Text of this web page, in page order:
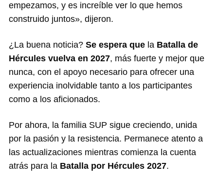
empezamos, y es increíble ver lo que hemos
construido juntos», dijeron.
¿La buena noticia? Se espera quela Batalla de
Hércules vuelva en 2027, más fuerte y mejor que
nunca, con el apoyo necesario para ofrecer una
experiencia inolvidable tanto a los participantes
como a los aficionados.
Por ahora, la familia SUP sigue creciendo, unida
por la pasión y la resistencia. Permanece atento a
las actualizaciones mientras comienza la cuenta
atrás para la Batalla por Hércules 2027.